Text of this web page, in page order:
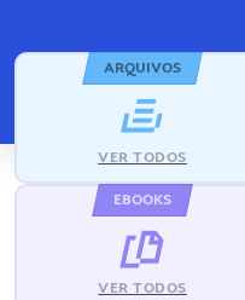
ARQUIVOS
VER TODOS
EBOOKS
VER TODOS